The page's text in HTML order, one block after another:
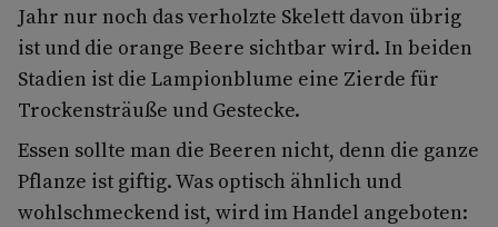
Jahr nur noch das verholzte Skelett davon übrig
ist und die orange Beere sichtbar wird. In beiden
Stadien ist die Lampionblume eine Zierde für
Trockensträuße und Gestecke.
Essen sollte man die Beeren nicht, denn die ganze
Pflanze ist giftig. Was optisch ähnlich und
wohlschmeckend ist, wird im Handel angeboten: